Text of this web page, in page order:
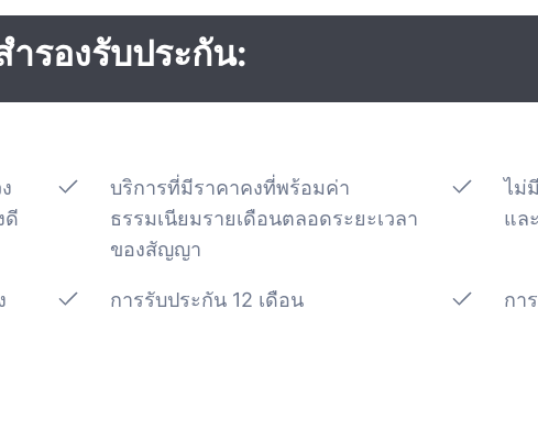
รองรับประกัน:
ดี
บริการที่มีราคาคงที่พร้อมค่า
ธรรมเนียมรายเดือนตลอดระยะเวลา
ของสัญญา
ไม่
แล
การรับประกัน 12 เดือน กา